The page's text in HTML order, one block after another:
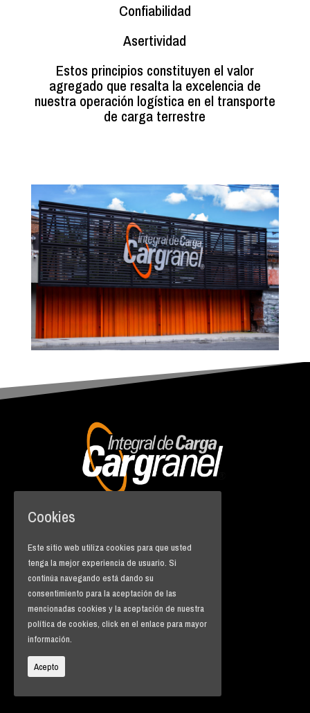
Confiabilidad
Asertividad
Estos principios constituyen el valor
agregado que resalta la excelencia de
nuestra operación logística en el transporte
de carga terrestre
CONTACTO
COTIZADOR
info@cargranel.com
2883878
Cookies
Este sitio web utiliza cookies para que usted
tenga la mejor experiencia de usuario. Si
continúa navegando está dando su
consentimiento para la aceptación de las
mencionadas cookies y la aceptación de nuestra
política de cookies, click en el enlace para mayor
información.
Acepto